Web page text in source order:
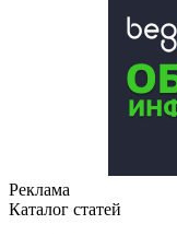
Реклама
Каталог статей